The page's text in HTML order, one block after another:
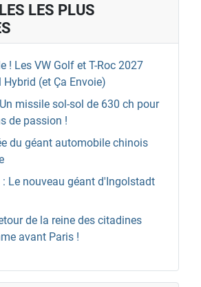
LES PLUS
! Les VW Golf et T-Roc 2027
(et Ça Envoie)
missile sol-sol de 630 ch pour
de passion !
du géant automobile chinois
Le nouveau géant d'Ingolstadt
de la reine des citadines
avant Paris !